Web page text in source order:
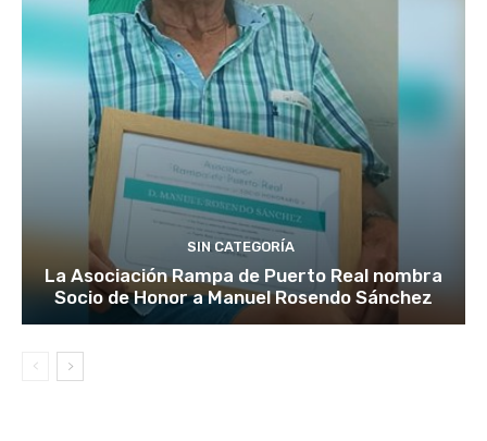
SIN CATEGORÍA
La Asociación Rampa de Puerto Real nombra
Socio de Honor a Manuel Rosendo Sánchez